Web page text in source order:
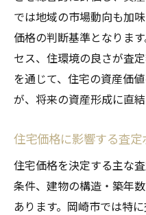
では地域の市場動向も加
価格の判断基準となりま
セス、住環境の良さが査
を通じて、住宅の資産価
が、将来の資産形成に直結
住宅価格に影響する査
住宅価格を決定する主な
条件、建物の構造・築年
あります。岡崎市では特